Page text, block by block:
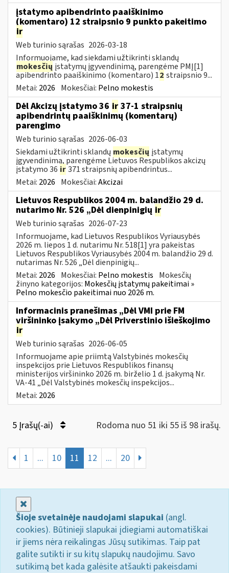
įstatymo apibendrinto paaiškinimo
(komentaro) 12 straipsnio 9 punkto pakeitimo
ir
Web turinio sąrašas 2026-03-18
Informuojame, kad siekdami užtikrinti sklandų
mokesčių įstatymų įgyvendinimą, parengėme PMĮ[1]
apibendrinto paaiškinimo (komentaro) 12 straipsnio 9...
Metai: 2026 Mokesčiai: Pelno mokestis
Dėl Akcizų įstatymo 36 ir 37-1 straipsnių
apibendrintų paaiškinimų (komentarų)
parengimo
Web turinio sąrašas 2026-06-03
Siekdami užtikrinti sklandų mokesčių įstatymų
įgyvendinimą, parengėme Lietuvos Respublikos akcizų
įstatymo 36 ir371 straipsnių apibendrintus...
Metai: 2026 Mokesčiai:Akcizai
Lietuvos Respublikos 2004 m. balandžio 29 d.
nutarimo Nr. 526 „Dėl dienpinigių ir
Web turinio sąrašas 2026-07-23
Informuojame, kad Lietuvos Respublikos Vyriausybės
2026 m. liepos 1 d. nutarimu Nr. 518[1] yra pakeistas
Lietuvos Respublikos Vyriausybės 2004 m. balandžio 29 d.
nutarimas Nr. 526 „Dėl dienpinigių...
Metai: 2026 Mokesčiai: Pelno mokestis Mokesčių
žinyno kategorijos: Mokesčių įstatymų pakeitimai »
Pelno mokesčio pakeitimai nuo 2026 m.
Informacinis pranešimas „Dėl VMI prie FM
viršininko įsakymo „Dėl Priverstinio išieškojimo
ir
Web turinio sąrašas 2026-06-05
Informuojame apie priimtą Valstybinės mokesčių
inspekcijos prie Lietuvos Respublikos finansų
ministerijos viršininko 2026 m. birželio 1 d. įsakymą Nr.
VA-41 „Dėl Valstybinės mokesčių inspekcijos...
Metai: 2026
5 Įrašų(-ai) Rodoma nuo 51 iki 55 iš 98 irašų.
1 ... 10 11 12 ... 20
Šioje svetainėje naudojami slapukai (angl.
cookies). Būtinieji slapukai įdiegiami automatiškai
ir jiems nėra reikalingas Jūsų sutikimas. Taip pat
galite sutikti ir su kitų slapukų naudojimu. Savo
sutikimą bet kada galėsite atšaukti pakeisdami